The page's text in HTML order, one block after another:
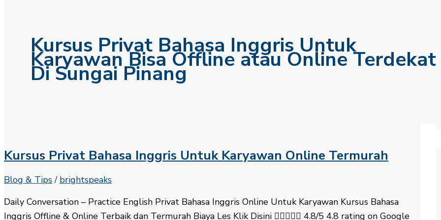
Kursus Privat Bahasa Inggris Untuk
Karyawan Bisa Offline atau Online Terdekat
Di Sungai Pinang
Kursus Privat Bahasa Inggris Untuk Karyawan Online Termurah
Blog & Tips/ brightspeaks
Daily Conversation – Practice English​ Privat Bahasa Inggris Online Untuk Karyawan Kursus Bahasa
Inggris Offline & Online Terbaik dan Termurah Biaya Les Klik Disini  4.8/5 4.8 rating on Google